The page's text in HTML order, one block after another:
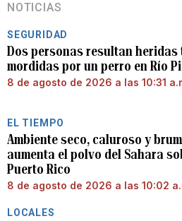
NOTICIAS
SEGURIDAD
Dos personas resultan heridas
mordidas por un perro en Río
8 de agosto de 2026 a las 10:31
EL TIEMPO
Ambiente seco, caluroso y
aumenta el polvo del Sahara
Puerto Rico
8 de agosto de 2026 a las 10:02
LOCALES